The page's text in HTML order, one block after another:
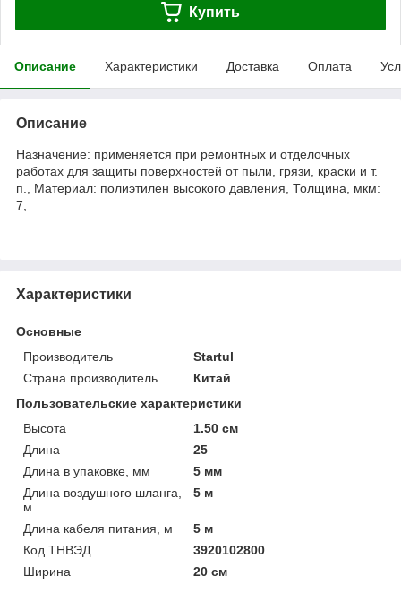
Купить
Описание Характеристики Доставка Оплата
Описание
Назначение: применяется при ремонтных и отделочных
работах для защиты поверхностей от пыли, грязи, краски и т.
п., Материал: полиэтилен высокого давления, Толщина, мкм:
7,
Характеристики
Основные
Производитель
Startul
Страна производитель
Китай
Пользовательские характеристики
Высота
1.50 см
Длина
25
Длина в упаковке, мм
5 мм
Длина воздушного шланга,
м
5 м
Длина кабеля питания, м
5 м
Код ТНВЭД
3920102800
Ширина
20 см